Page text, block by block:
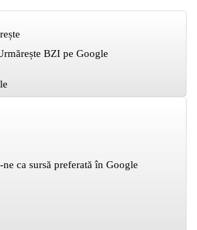
BZI pe Google
ca sursă preferată în Google